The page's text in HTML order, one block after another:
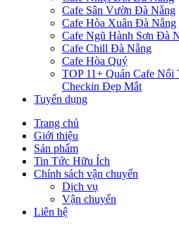
Cafe Sân Vườn Đà Nẵng
Cafe Hòa Xuân Đà Nẵng
Cafe Ngũ Hành Sơn Đà
Cafe Chill Đà Nẵng
Cafe Hòa Quý
TOP 11+ Quán Cafe
Checkin Đẹp Mắt
Tuyển dụng
Trang chủ
Giới thiệu
Sản phẩm
Tin Tức Hữu Ích
Chính sách vận chuyển
Dịch vụ
Vận chuyển
Liên hệ